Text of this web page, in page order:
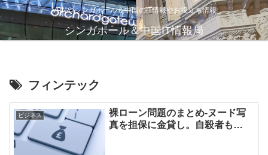
VPNやシンガポール＆中国のIT情報やお役立ち情報
シンガポール＆中国IT情報局
フィンテック
ビジネス
裸ローン問題のまとめ-ヌード写
真を担保に金貸し。自殺者も…